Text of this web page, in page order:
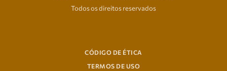
Todos os direitos reservados
CÓDIGO DE ÉTICA
TERMOS DE USO